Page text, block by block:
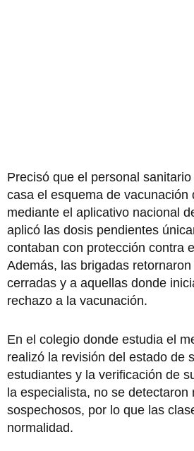
Precisó que el personal
casa el esquema de vacunación
mediante el aplicativo nacional
aplicó las dosis pendientes
contaban con protección contra
Además, las brigadas
cerradas y a aquellas donde
rechazo a la vacunación.
En el colegio donde estudia el
realizó la revisión del estado de
estudiantes y la verificación de
la especialista, no se detectaron
sospechosos, por lo que las
normalidad.